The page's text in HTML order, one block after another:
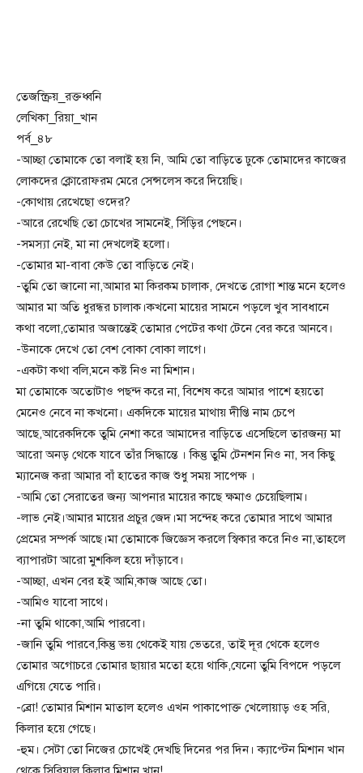
তেজস্ক্রিয়_রক্তধ্বনি
লেখিকা_রিয়া_খান
পর্ব_৪৮
-আচ্ছা তোমাকে তো বলাই হয় নি, আমি তো বাড়িতে ঢুকে তোমাদের কাজের
লোকদের ক্লোরোফরম মেরে সেন্সলেস করে দিয়েছি।
-কোথায় রেখেছো ওদের?
-আরে রেখেছি তো চোখের সামনেই, সিঁড়ির পেছনে।
-সমস্যা নেই, মা না দেখলেই হলো।
-তোমার মা-বাবা কেউ তো বাড়িতে নেই।
-তুমি তো জানো না,আমার মা কিরকম চালাক, দেখতে রোগা শান্ত মনে হলেও
আমার মা অতি ধুরন্ধর চালাক।কখনো মায়ের সামনে পড়লে খুব সাবধানে
কথা বলো,তোমার অজান্তেই তোমার পেটের কথা টেনে বের করে আনবে।
-উনাকে দেখে তো বেশ বোকা বোকা লাগে।
-একটা কথা বলি,মনে কষ্ট নিও না মিশান।
মা তোমাকে অতোটাও পছন্দ করে না, বিশেষ করে আমার পাশে হয়তো
মেনেও নেবে না কখনো। একদিকে মায়ের মাথায় দীপ্তি নাম চেপে
আছে,আরেকদিকে তুমি নেশা করে আমাদের বাড়িতে এসেছিলে তারজন্য মা
আরো অনড় থেকে যাবে তাঁর সিদ্ধান্তে । কিন্তু তুমি টেনশন নিও না, সব কিছু
ম্যানেজ করা আমার বাঁ হাতের কাজ শুধু সময় সাপেক্ষ ।
-আমি তো সেরাতের জন্য আপনার মায়ের কাছে ক্ষমাও চেয়েছিলাম।
-লাভ নেই।আমার মায়ের প্রচুর জেদ।মা সন্দেহ করে তোমার সাথে আমার
প্রেমের সম্পর্ক আছে।মা তোমাকে জিজ্ঞেস করলে স্বিকার করে নিও না,তাহলে
ব্যাপারটা আরো মুশকিল হয়ে দাঁড়াবে।
-আচ্ছা, এখন বের হই আমি,কাজ আছে তো।
-আমিও যাবো সাথে।
-না তুমি থাকো,আমি পারবো।
-জানি তুমি পারবে,কিন্তু ভয় থেকেই যায় ভেতরে, তাই দূর থেকে হলেও
তোমার অগোচরে তোমার ছায়ার মতো হয়ে থাকি,যেনো তুমি বিপদে পড়লে
এগিয়ে যেতে পারি।
-ব্রো! তোমার মিশান মাতাল হলেও এখন পাকাপোক্ত খেলোয়াড় ওহ সরি,
কিলার হয়ে গেছে।
-হুম। সেটা তো নিজের চোখেই দেখছি দিনের পর দিন। ক্যাপ্টেন মিশান খান